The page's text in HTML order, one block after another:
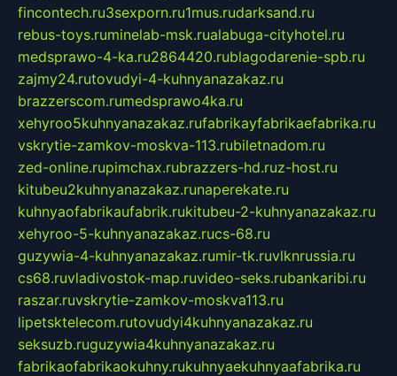
fincontech.ru3sexporn.ru1mus.rudarksand.ru
rebus-toys.ruminelab-msk.rualabuga-cityhotel.ru
medsprawo-4-ka.ru2864420.rublagodarenie-spb.ru
zajmy24.rutovudyi-4-kuhnyanazakaz.ru
brazzerscom.rumedsprawo4ka.ru
xehyroo5kuhnyanazakaz.rufabrikayfabrikaefabrika.ru
vskrytie-zamkov-moskva-113.rubiletnadom.ru
zed-online.rupimchax.rubrazzers-hd.ruz-host.ru
kitubeu2kuhnyanazakaz.runaperekate.ru
kuhnyaofabrikaufabrik.rukitubeu-2-kuhnyanazakaz.ru
xehyroo-5-kuhnyanazakaz.rucs-68.ru
guzywia-4-kuhnyanazakaz.rumir-tk.ruvlknrussia.ru
cs68.ruvladivostok-map.ruvideo-seks.rubankaribi.ru
raszar.ruvskrytie-zamkov-moskva113.ru
lipetsktelecom.rutovudyi4kuhnyanazakaz.ru
seksuzb.ruguzywia4kuhnyanazakaz.ru
fabrikaofabrikaokuhny.rukuhnyaekuhnyaafabrika.ru